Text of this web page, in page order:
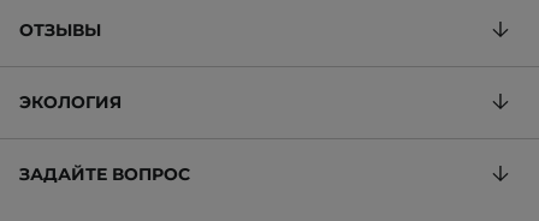
ОТЗЫВЫ
ЭКОЛОГИЯ
ЗАДАЙТЕ ВОПРОС